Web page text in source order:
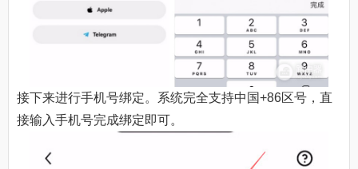
接下来进行手机号绑定。系统完全支持中国+86区号，直
接输入手机号完成绑定即可。